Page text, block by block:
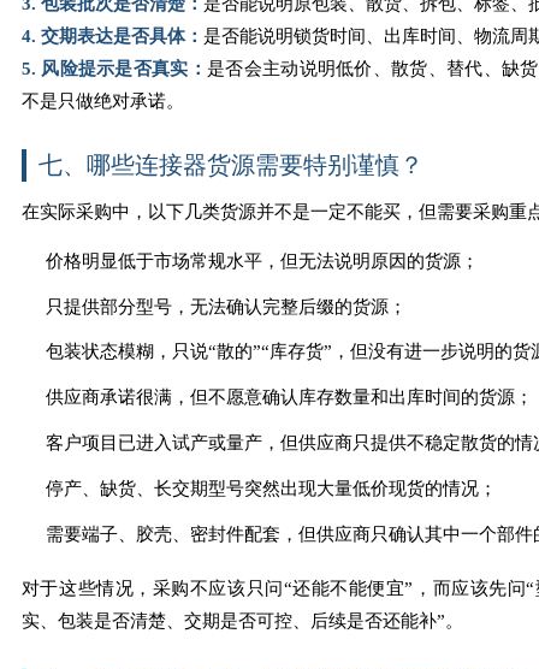
4. 交期表达是否具体： 是否能说明锁货时间、出库时间、物流周
5. 风险提示是否真实： 是否会主动说明低价、散货、替代、缺
不是只做绝对承诺。
七、哪些连接器货源需要特别谨慎？
在实际采购中，以下几类货源并不是一定不能买，但需要采购重
价格明显低于市场常规水平，但无法说明原因的货源；
只提供部分型号，无法确认完整后缀的货源；
包装状态模糊，只说“散的”“库存货”，但没有进一步说明的货
供应商承诺很满，但不愿意确认库存数量和出库时间的货源；
客户项目已进入试产或量产，但供应商只提供不稳定散货的情
停产、缺货、长交期型号突然出现大量低价现货的情况；
需要端子、胶壳、密封件配套，但供应商只确认其中一个部件
对于这些情况，采购不应该只问“还能不能便宜”，而应该先问
实、包装是否清楚、交期是否可控、后续是否还能补”。